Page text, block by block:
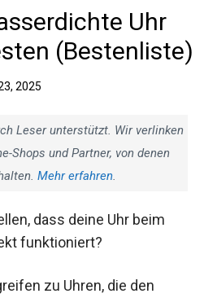
Uhr
(Bestenliste)
2025
Leser unterstützt. Wir verlinken
Shops und Partner, von denen
Mehr erfahren.
dass deine Uhr beim
funktioniert?
zu Uhren, die den